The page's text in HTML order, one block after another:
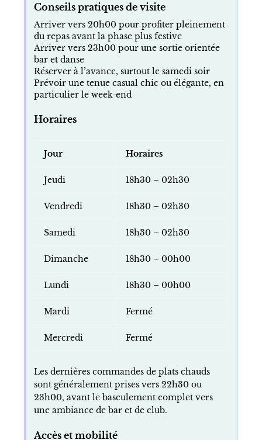
Conseils pratiques de visite
Arriver vers 20h00 pour profiter pleinement
du repas avant la phase plus festive
Arriver vers 23h00 pour une sortie orientée
bar et danse
Réserver à l’avance, surtout le samedi soir
Prévoir une tenue casual chic ou élégante, en
particulier le week-end
Horaires
Jour Horaires
Jeudi 18h30 – 02h30
Vendredi 18h30 – 02h30
Samedi 18h30 – 02h30
Dimanche 18h30 – 00h00
Lundi 18h30 – 00h00
Mardi Fermé
Mercredi Fermé
Les dernières commandes de plats chauds
sont généralement prises vers 22h30 ou
23h00, avant le basculement complet vers
une ambiance de bar et de club.
Accès et mobilité